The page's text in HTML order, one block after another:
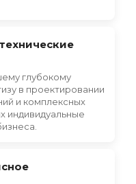
глубокому
в проектировании
и комплексных
индивидуальные